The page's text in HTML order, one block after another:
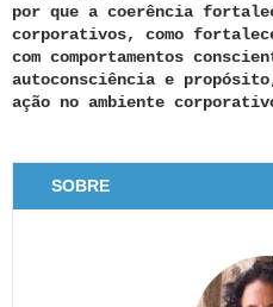
por que a coerência
corporativos, como
com comportamentos
autoconsciência e
ação no ambiente
SOBRE